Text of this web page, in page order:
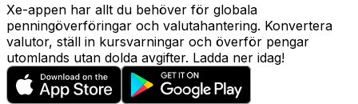
Xe-appen har allt du behöver för globala
penningöverföringar och valutahantering. Konvertera
valutor, ställ in kursvarningar och överför pengar
utomlands utan dolda avgifter. Ladda ner idag!